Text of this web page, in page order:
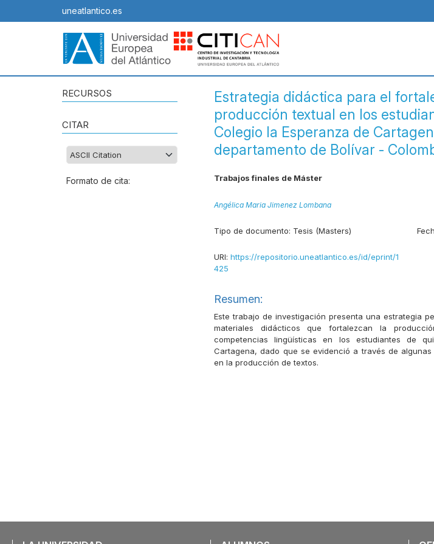
uneatlantico.es
RECURSOS
CITAR
Formato de cita:
Estrategia didáctica para el
producción textual en los
Colegio la Esperanza de
departamento de Bolívar -
Trabajos finales de Máster
Angélica Maria Jimenez Lombana
Tipo de documento: Tesis (Masters)
URI: https://repositorio.uneatlantico.es/id/eprint/1
425
Resumen:
Este trabajo de investigación presenta una estrategia
materiales didácticos que fortalezcan la
competencias lingüísticas en los estudiantes de
Cartagena, dado que se evidenció a través de
en la producción de textos.